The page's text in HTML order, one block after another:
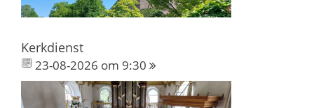
Kerkdienst
23-08-2026 om 9:30